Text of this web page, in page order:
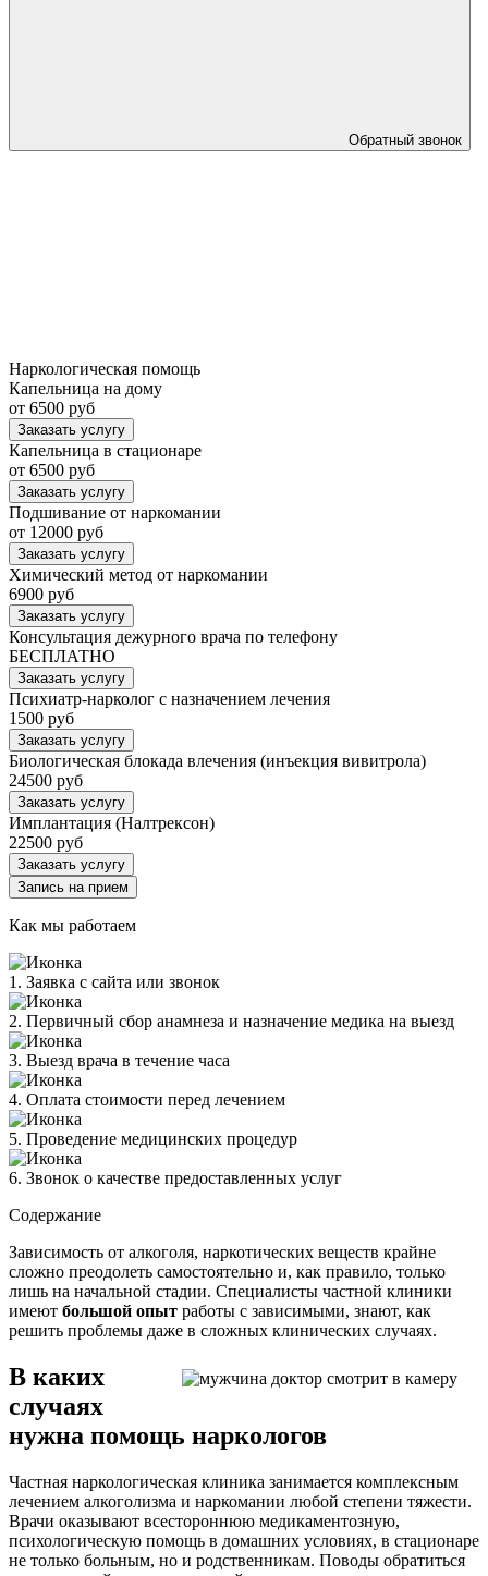
Обратный звонок
Наркологическая помощь
Капельница на дому
от 6500 руб
Заказать услугу
Капельница в стационаре
от 6500 руб
Заказать услугу
Подшивание от наркомании
от 12000 руб
Заказать услугу
Химический метод от наркомании
6900 руб
Заказать услугу
Консультация дежурного врача по телефону
БЕСПЛАТНО
Заказать услугу
Психиатр-нарколог с назначением лечения
1500 руб
Заказать услугу
Биологическая блокада влечения (инъекция вивитрола)
24500 руб
Заказать услугу
Имплантация (Налтрексон)
22500 руб
Заказать услугу
Запись на прием
Как мы работаем
1. Заявка с сайта или звонок
2. Первичный сбор анамнеза и назначение медика на выезд
3. Выезд врача в течение часа
4. Оплата стоимости перед лечением
5. Проведение медицинских процедур
6. Звонок о качестве предоставленных услуг
Содержание
Зависимость от алкоголя, наркотических веществ крайне
сложно преодолеть самостоятельно и, как правило, только
лишь на начальной стадии. Специалисты частной клиники
имеют большой опыт работы с зависимыми, знают, как
решить проблемы даже в сложных клинических случаях.
В каких
случаях
нужна помощь наркологов
Частная наркологическая клиника занимается комплексным
лечением алкоголизма и наркомании любой степени тяжести.
Врачи оказывают всестороннюю медикаментозную,
психологическую помощь в домашних условиях, в стационаре
не только больным, но и родственникам. Поводы обратиться